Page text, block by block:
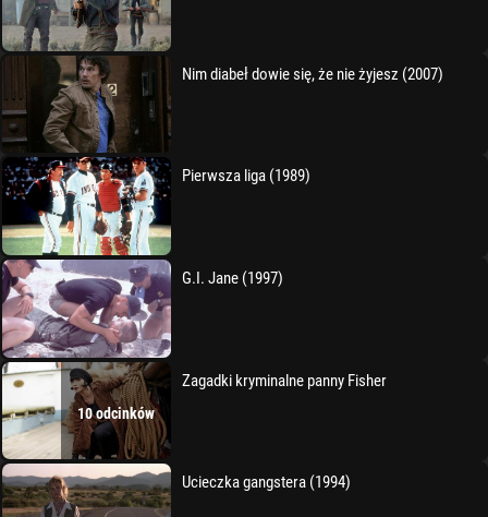
Nim diabeł dowie się, że nie żyjesz (2007)
Pierwsza liga (1989)
G.I. Jane (1997)
10 odcinków
Zagadki kryminalne panny Fisher
Ucieczka gangstera (1994)